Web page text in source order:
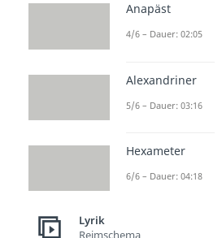
Anapäst
4/6 – Dauer: 02:05
Alexandriner
5/6 – Dauer: 03:16
Hexameter
6/6 – Dauer: 04:18
Lyrik
Reimschema